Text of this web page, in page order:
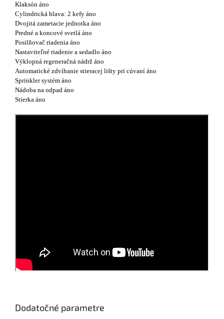
Klaksón áno
Cylindrická hlava: 2 kefy áno
Dvojitá zametacie jednotka áno
Predné a koncové svetlá áno
Posilňovač riadenia áno
Nastaviteľné riadenie a sedadlo áno
Výklopná regeneračná nádrž áno
Automatické zdvíhanie stieracej lišty pri cúvaní áno
Sprinkler systém áno
Nádoba na odpad áno
Stierka áno
Dodatočné parametre